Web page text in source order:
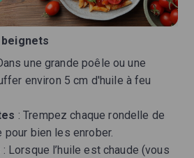
beignets
une grande poêle ou une
environ 5 cm d'huile à feu
: Trempez chaque rondelle de
pour bien les enrober.
: Lorsque l’huile est chaude (vous